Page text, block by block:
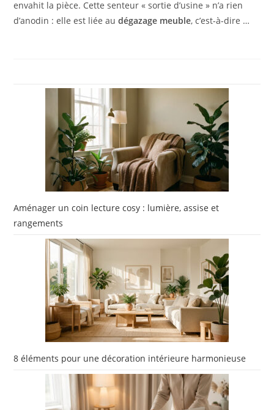
envahit la pièce. Cette senteur « sortie d’usine » n’a rien
d’anodin : elle est liée audégazage meuble, c’est-à-dire …
Aménager un coin lecture cosy : lumière, assise et
rangements
8 éléments pour une décoration intérieure harmonieuse